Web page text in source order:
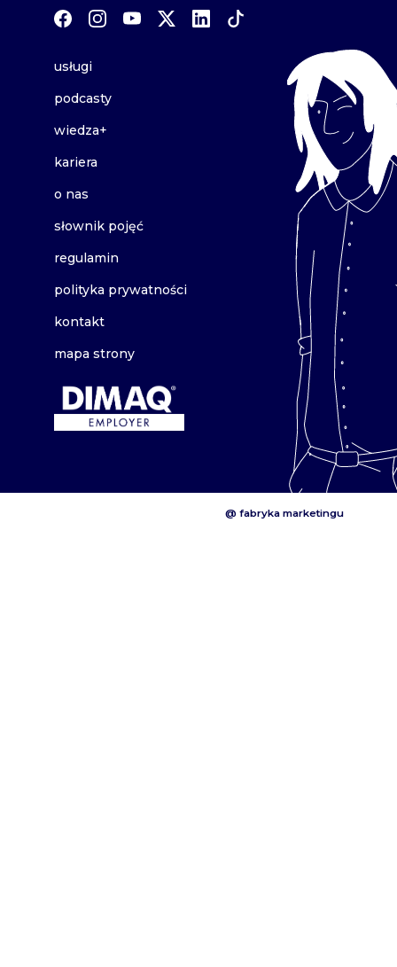
usługi
podcasty
wiedza+
kariera
o nas
słownik pojęć
regulamin
polityka prywatności
kontakt
mapa strony
@ fabryka marketingu